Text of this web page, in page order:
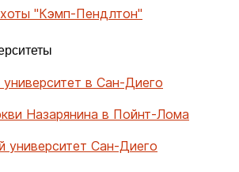
"Кэмп-Пендлтон"
в Сан-Диего
Назарянина в Пойнт-Лома
университет Сан-Диего